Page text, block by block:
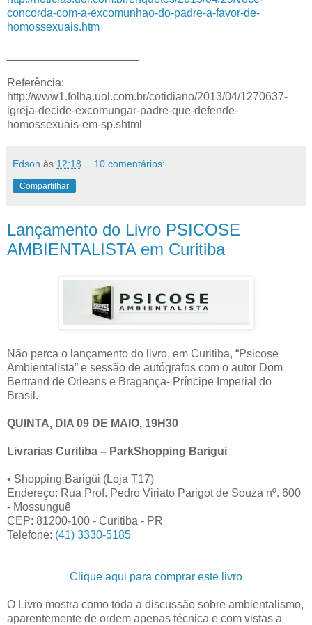
concorda-com-a-excomunhao-do-padre-a-favor-de-
homossexuais.htm
Referência:
http://www1.folha.uol.com.br/cotidiano/2013/04/1270637-
igreja-decide-excomungar-padre-que-defende-
homossexuais-em-sp.shtml
Edson às 12:18 10 comentários:
Compartilhar
Lançamento do Livro PSICOSE
AMBIENTALISTA em Curitiba
Não perca o lançamento do livro, em Curitiba, “Psicose
Ambientalista” e sessão de autógrafos com o autor Dom
Bertrand de Orleans e Bragança- Príncipe Imperial do
Brasil.
QUINTA, DIA 09 DE MAIO, 19H30
Livrarias Curitiba – ParkShopping Barigui
• Shopping Barigüi (Loja T17)
Endereço: Rua Prof. Pedro Viriato Parigot de Souza nº. 600
- Mossunguê
CEP: 81200-100 - Curitiba - PR
Telefone: (41) 3330-5185
Clique aqui para comprar este livro
O Livro mostra como toda a discussão sobre ambientalismo,
aparentemente de ordem apenas técnica e com vistas a